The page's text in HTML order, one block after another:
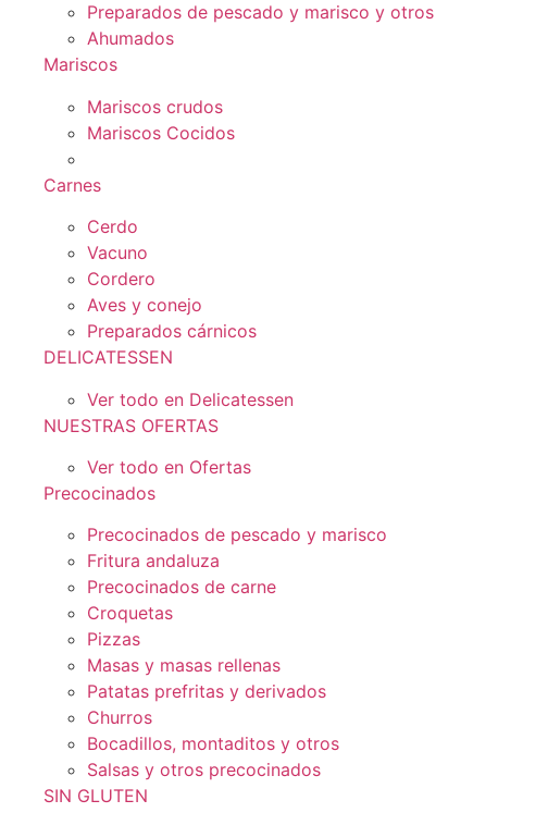
Preparados de pescado y marisco y otros
Ahumados
Mariscos
Mariscos crudos
Mariscos Cocidos
Carnes
Cerdo
Vacuno
Cordero
Aves y conejo
Preparados cárnicos
DELICATESSEN
Ver todo en Delicatessen
NUESTRAS OFERTAS
Ver todo en Ofertas
Precocinados
Precocinados de pescado y marisco
Fritura andaluza
Precocinados de carne
Croquetas
Pizzas
Masas y masas rellenas
Patatas prefritas y derivados
Churros
Bocadillos, montaditos y otros
Salsas y otros precocinados
SIN GLUTEN